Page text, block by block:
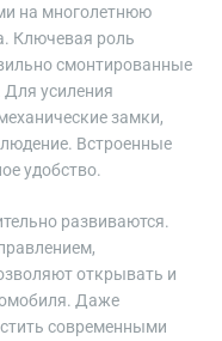
на многолетнюю
Ключевая роль
смонтированные
усиления
замки,
Встроенные
удобство.
развиваются.
открывать и
Даже
современными